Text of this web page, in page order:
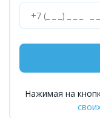
Нажимая на